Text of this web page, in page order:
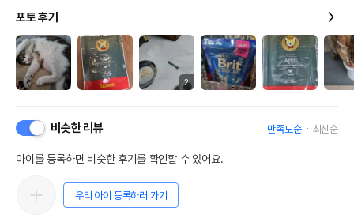
포토 후기
2
비슷한 리뷰 만족도순 최신순
아이를 등록하면 비슷한 후기를 확인할 수 있어요.
우리 아이 등록하러 가기